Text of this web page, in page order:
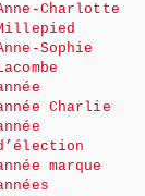
Charlotte
Sophie
Charlie
marque